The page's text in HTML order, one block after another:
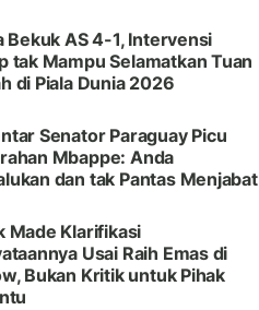
Bekuk AS 4-1, Intervensi
tak Mampu Selamatkan Tuan
di Piala Dunia 2026
Senator Paraguay Picu
Mbappe: Anda
dan tak Pantas Menjabat
Made Klarifikasi
Usai Raih Emas di
Bukan Kritik untuk Pihak